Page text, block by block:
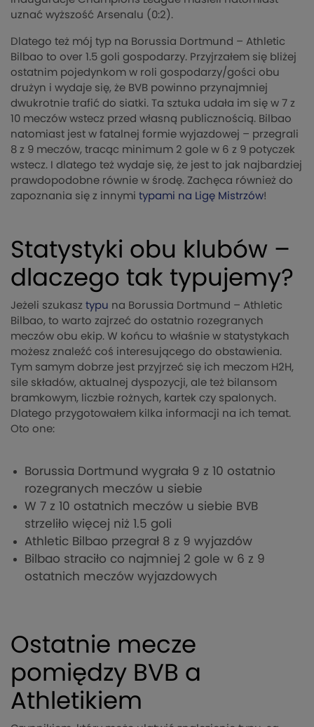
uznać wyższość Arsenalu (0:2).
Dlatego też mój typ na Borussia Dortmund – Athletic
Bilbao to over 1.5 goli gospodarzy. Przyjrzałem się bliżej
ostatnim pojedynkom w roli gospodarzy/gości obu
drużyn i wydaje się, że BVB powinno przynajmniej
dwukrotnie trafić do siatki. Ta sztuka udała im się w 7 z
10 meczów wstecz przed własną publicznością. Bilbao
natomiast jest w fatalnej formie wyjazdowej – przegrali
8 z 9 meczów, tracąc minimum 2 gole w 6 z 9 potyczek
wstecz. I dlatego też wydaje się, że jest to jak najbardziej
prawdopodobne równie w środę. Zachęca również do
zapoznania się z innymi typami na Ligę Mistrzów!
Statystyki obu klubów –
dlaczego tak typujemy?
Jeżeli szukasz typu na Borussia Dortmund – Athletic
Bilbao, to warto zajrzeć do ostatnio rozegranych
meczów obu ekip. W końcu to właśnie w statystykach
możesz znaleźć coś interesującego do obstawienia.
Tym samym dobrze jest przyjrzeć się ich meczom H2H,
sile składów, aktualnej dyspozycji, ale też bilansom
bramkowym, liczbie rożnych, kartek czy spalonych.
Dlatego przygotowałem kilka informacji na ich temat.
Oto one:
Borussia Dortmund wygrała 9 z 10 ostatnio
rozegranych meczów u siebie
W 7 z 10 ostatnich meczów u siebie BVB
strzeliło więcej niż 1.5 goli
Athletic Bilbao przegrał 8 z 9 wyjazdów
Bilbao straciło co najmniej 2 gole w 6 z 9
ostatnich meczów wyjazdowych
Ostatnie mecze
pomiędzy BVB a
Athletikiem